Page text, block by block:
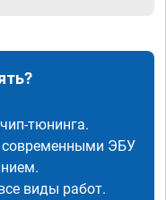
тюнинга.
современными ЭБУ
виды работ.